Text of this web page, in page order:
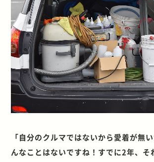
「自分のクルマではないから愛着が無
んなことはないですね！すでに2年、そ